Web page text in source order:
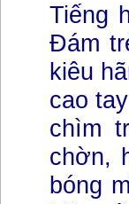
Tiếng
Đám
kiêu
cao
chìm
chờn,
bóng